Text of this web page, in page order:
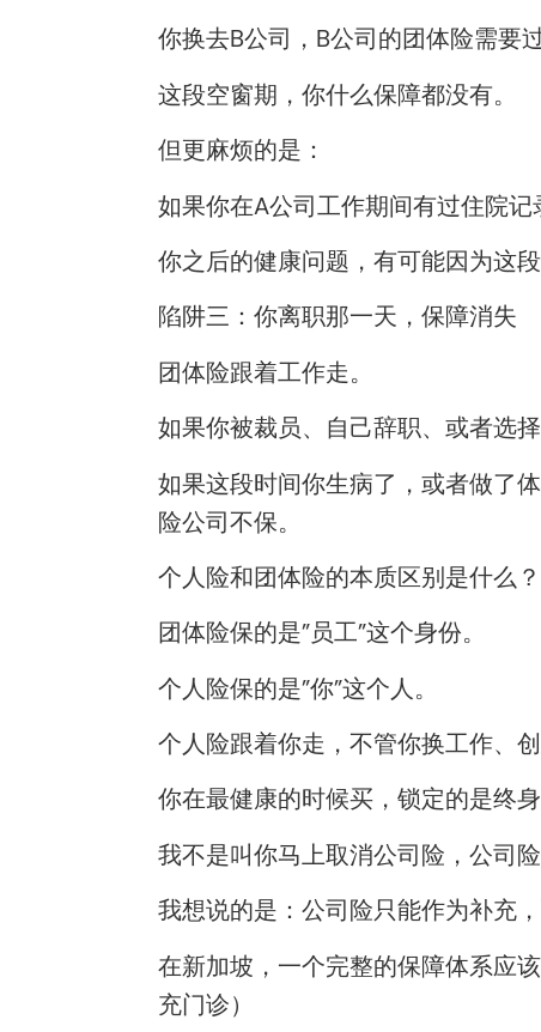
你换去B公司，B公司的团体险需要
这段空窗期，你什么保障都没有。
但更麻烦的是：
如果你在A公司工作期间有过住院
你之后的健康问题，有可能因为这
陷阱三：你离职那一天，保障消失
团体险跟着工作走。
如果你被裁员、自己辞职、或者选
如果这段时间你生病了，或者做了
险公司不保。
个人险和团体险的本质区别是什么？
团体险保的是”员工”这个身份。
个人险保的是”你”这个人。
个人险跟着你走，不管你换工作、
你在最健康的时候买，锁定的是终身
我不是叫你马上取消公司险，公司
我想说的是：公司险只能作为补充
在新加坡，一个完整的保障体系应
充门诊）